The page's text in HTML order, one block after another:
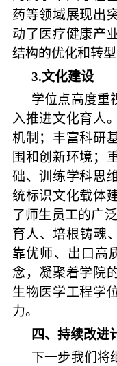
药等领域展现出
动了医疗健康产
结构的优化和转
3.文化建设
学位点高度重
入推进文化育人
机制；丰富科研
围和创新环境；
础、训练学科思
统标识文化载体
了师生员工的广
育人、培根铸魂
靠优师、出口高
念，凝聚着学院
生物医学工程学
力。
四、持续改进
下一步我们将